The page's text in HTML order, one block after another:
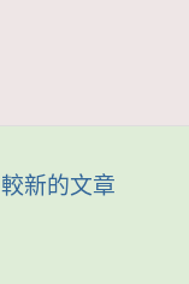
較新的文章